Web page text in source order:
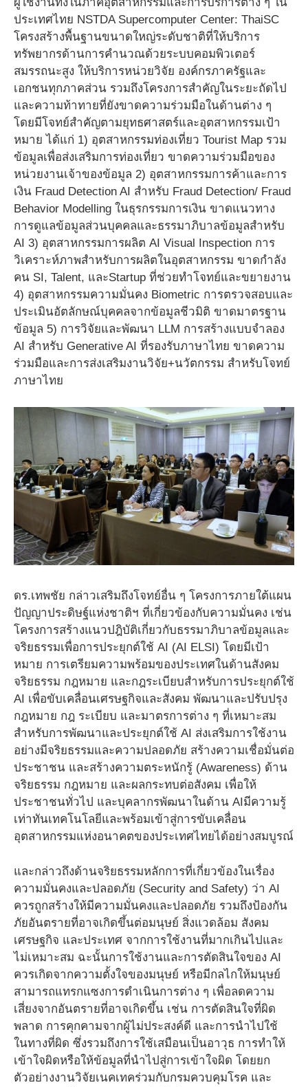
ประเทศไทย NSTDA Supercomputer Center: ThaiSC
โครงสร้างพื้นฐานขนาดใหญ่ระดับชาติที่ให้บริการ
ทรัพยากรด้านการคำนวณด้วยระบบคอมพิวเตอร์
สมรรถนะสูง ให้บริการหน่วยวิจัย องค์กรภาครัฐและ
เอกชนทุกภาคส่วน รวมถึงโครงการสำคัญในระยะถัดไป
และความท้าทายที่ยังขาดความร่วมมือในด้านต่าง ๆ
โดยมีโจทย์สำคัญตามยุทธศาสตร์และอุตสาหกรรมเป้า
หมาย ได้แก่ 1) อุตสาหกรรมท่องเที่ยว Tourist Map รวม
ข้อมูลเพื่อส่งเสริมการท่องเที่ยว ขาดความร่วมมือของ
หน่วยงานเจ้าของข้อมูล 2) อุตสาหกรรมการค้าและการ
เงิน Fraud Detection AI สำหรับ Fraud Detection/ Fraud
Behavior Modelling ในธุรกรรมการเงิน ขาดแนวทาง
การดูแลข้อมูลส่วนบุคคลและธรรมาภิบาลข้อมูลสำหรับ
AI 3) อุตสาหกรรมการผลิต AI Visual Inspection การ
วิเคราะห์ภาพสำหรับการผลิตในอุตสาหกรรม ขาดกำลัง
คน SI, Talent, และStartup ที่ช่วยทำโจทย์และขยายงาน
4) อุตสาหกรรมความมั่นคง Biometric การตรวจสอบและ
ประเมินอัตลักษณ์บุคคลจากข้อมูลชีวมิติ ขาดมาตรฐาน
ข้อมูล 5) การวิจัยและพัฒนา LLM การสร้างแบบจำลอง
AI สำหรับ Generative AI ที่รองรับภาษาไทย ขาดความ
ร่วมมือและการส่งเสริมงานวิจัย+นวัตกรรม สำหรับโจทย์
ภาษาไทย
ดร.เทพชัย กล่าวเสริมถึงโจทย์อื่น ๆ โครงการภายใต้แผน
ปัญญาประดิษฐ์แห่งชาติฯ ที่เกี่ยวข้องกับความมั่นคง เช่น
โครงการสร้างแนวปฎิบัติเกี่ยวกับธรรมาภิบาลข้อมูลและ
จริยธรรมเพื่อการประยุกต์ใช้ AI (AI ELSI) โดยมีเป้า
หมาย การเตรียมความพร้อมของประเทศในด้านสังคม
จริยธรรม กฎหมาย และกฎระเบียบสำหรับการประยุกต์ใช้
AI เพื่อขับเคลื่อนเศรษฐกิจและสังคม พัฒนาและปรับปรุง
กฎหมาย กฎ ระเบียบ และมาตรการต่าง ๆ ที่เหมาะสม
สำหรับการพัฒนาและประยุกต์ใช้ AI ส่งเสริมการใช้งาน
อย่างมีจริยธรรมและความปลอดภัย สร้างความเชื่อมั่นต่อ
ประชาชน และสร้างความตระหนักรู้ (Awareness) ด้าน
จริยธรรม กฎหมาย และผลกระทบต่อสังคม เพื่อให้
ประชาชนทั่วไป และบุคลากรพัฒนาในด้าน AIมีความรู้
เท่าทันเทคโนโลยีและพร้อมเข้าสู่การขับเคลื่อน
อุตสาหกรรมแห่งอนาคตของประเทศไทยได้อย่างสมบูรณ์
และกล่าวถึงด้านจริยธรรมหลักการที่เกี่ยวข้องในเรื่อง
ความมั่นคงและปลอดภัย (Security and Safety) ว่า AI
ควรถูกสร้างให้มีความมั่นคงและปลอดภัย รวมถึงป้องกัน
ภัยอันตรายที่อาจเกิดขึ้นต่อมนุษย์ สิ่งแวดล้อม สังคม
เศรษฐกิจ และประเทศ จากการใช้งานที่มากเกินไปและ
ไม่เหมาะสม ฉะนั้นการใช้งานและการตัดสินใจของ AI
ควรเกิดจากความตั้งใจของมนุษย์ หรือมีกลไกให้มนุษย์
สามารถแทรกแซงการดำเนินการต่าง ๆ เพื่อลดความ
เสี่ยงจากอันตรายที่อาจเกิดขึ้น เช่น การตัดสินใจที่ผิด
พลาด การคุกคามจากผู้ไม่ประสงค์ดี และการนำไปใช้
ในทางที่ผิด ซึ่งรวมถึงการใช้เสมือนเป็นอาวุธ การทำให้
เข้าใจผิดหรือให้ข้อมูลที่นำไปสู่การเข้าใจผิด โดยยก
ตัวอย่างงานวิจัยเนคเทคร่วมกับกรมควบคุมโรค และ